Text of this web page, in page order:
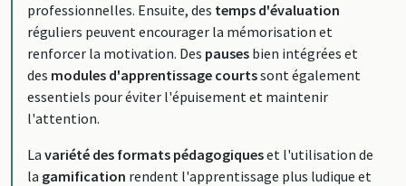
professionnelles. Ensuite, des temps d'évaluation
réguliers peuvent encourager la mémorisation et
renforcer la motivation. Des pauses bien intégrées et
des modules d'apprentissage courtssont également
essentiels pour éviter l'épuisement et maintenir
l'attention.
La variété des formats pédagogiqueset l'utilisation de
la gamification rendent l'apprentissage plus ludique et